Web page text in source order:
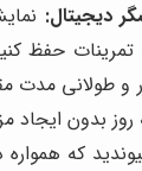
دیجیتال:
تمرینات حفظ
و طولانی مدت
بدون ایجاد
که